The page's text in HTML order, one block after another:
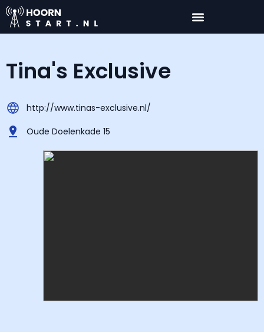
Tina's Exclusive
http://www.tinas-exclusive.nl/
Oude Doelenkade 15